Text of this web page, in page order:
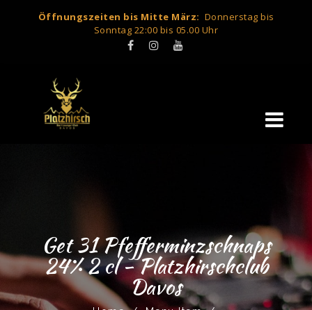
Öffnungszeiten bis Mitte März: Donnerstag bis
Sonntag 22:00 bis 05.00 Uhr
Get 31 Pfefferminzschnaps
24% 2 cl - Platzhirschclub
Davos